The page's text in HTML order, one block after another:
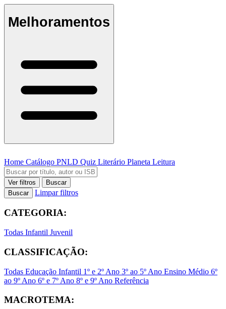
Melhoramentos
Home Catálogo PNLD Quiz Literário Planeta Leitura
Ver filtros
Buscar
Buscar
Limpar filtros
CATEGORIA:
Todas Infantil Juvenil
CLASSIFICAÇÃO:
Todas Educação Infantil 1º e 2º Ano 3º ao 5º Ano Ensino Médio 6º
ao 9º Ano 6º e 7º Ano 8º e 9º Ano Referência
MACROTEMA: